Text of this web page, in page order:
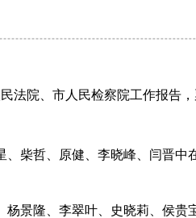
院、市人民检察院工作报告，
柴哲、原健、李晓峰、闫晋
景隆、李翠叶、史晓莉、侯